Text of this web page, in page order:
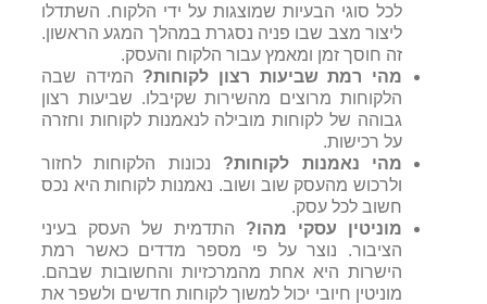
לכל סוגי הבעיות שמוצגות על ידי הלקוח. השתדלו
ליצור מצב שבו פניה נסגרת במהלך המגע הראשון.
זה חוסך זמן ומאמץ עבור הלקוח והעסק.
מהי רמת שביעות רצון לקוחות? המידה שבה
הלקוחות מרוצים מהשירות שקיבלו. שביעות רצון
גבוהה של לקוחות מובילה לנאמנות לקוחות וחזרה
על רכישות.
מהי נאמנות לקוחות? נכונות הלקוחות לחזור
ולרכוש מהעסק שוב ושוב. נאמנות לקוחות היא נכס
חשוב לכל עסק.
מוניטין עסקי מהו? התדמית של העסק בעיני
הציבור. נוצר על פי מספר מדדים כאשר רמת
הישרות היא אחת מהמרכזיות והחשובות שבהם.
מוניטין חיובי יכול למשוך לקוחות חדשים ולשפר את